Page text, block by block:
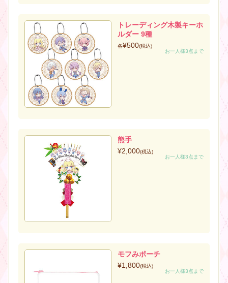
トレーディング木製キーホ
ルダー 9種
各¥500(税込)
お一人様3点まで
熊手
¥2,000(税込)
お一人様3点まで
モフみポーチ
¥1,800(税込)
お一人様3点まで